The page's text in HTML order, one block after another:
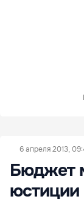
6 апреля 2013,
Бюджет